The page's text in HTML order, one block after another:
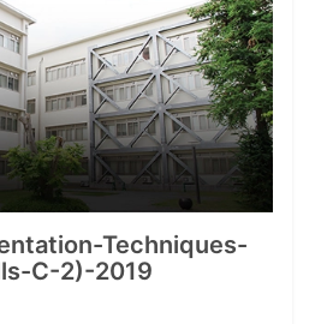
Techniques-
C-2)-2019